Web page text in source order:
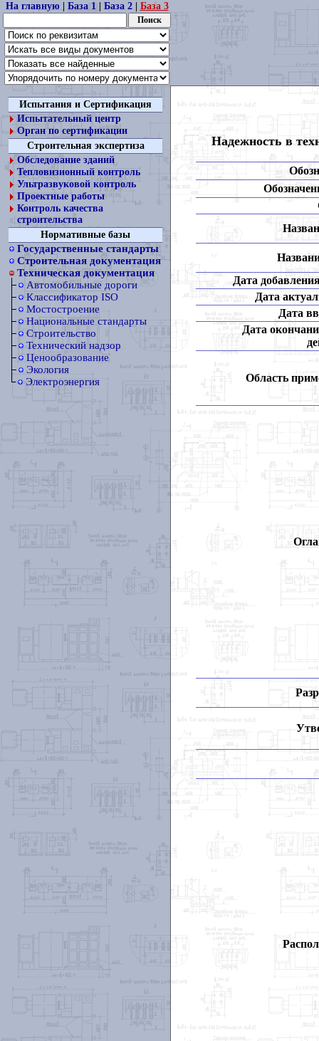
На главную| База 1| База 2| База 3
Испытания и Сертификация
Испытательный центр
Орган по сертификации
Строительная экспертиза
Обследование зданий
Тепловизионный контроль
Ультразвуковой контроль
Проектные работы
Контроль качества
строительства
Нормативные базы
Государственные стандарты
Строительная документация
Техническая документация
Автомобильные дороги
Классификатор ISO
Мостостроение
Национальные стандарты
Строительство
Технический надзор
Ценообразование
Экология
Электроэнергия
Надежность в
Дата
Дата
Дата
Дата
Область